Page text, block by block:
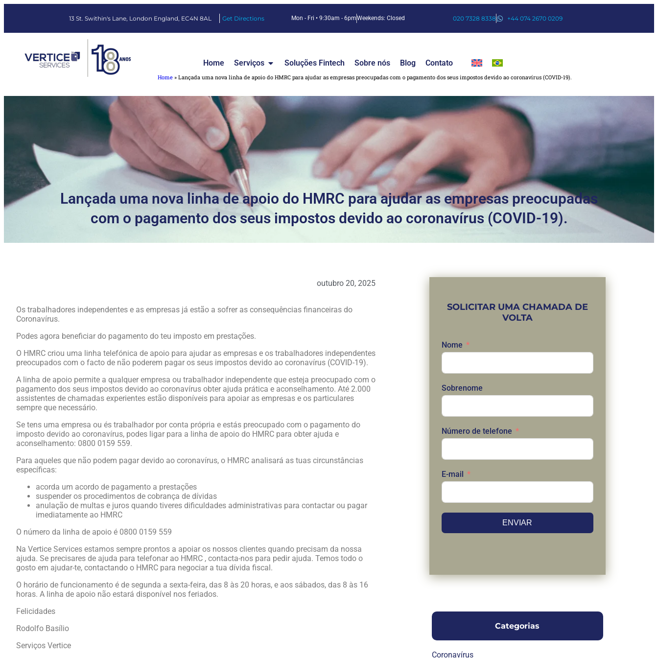
13 St. Swithin's Lane, London England, EC4N 8AL Get Directions Mon - Fri • 9:30am - 6pmWeekends: Closed 020 7328 8338 +44 074 2670 0209
Home Serviços Soluções Fintech Sobre nós Blog Contato
Home »Lançada uma nova linha de apoio do HMRC para ajudar as empresas preocupadas com o pagamento dos seus impostos devido ao coronavírus (COVID-19).
Lançada uma nova linha de apoio do HMRC para ajudar as empresas preocupadas
com o pagamento dos seus impostos devido ao coronavírus (COVID-19).
outubro 20, 2025
Os trabalhadores independentes e as empresas já estão a sofrer as consequências financeiras do
Coronavírus.
Podes agora beneficiar do pagamento do teu imposto em prestações.
O HMRC criou uma linha telefónica de apoio para ajudar as empresas e os trabalhadores independentes
preocupados com o facto de não poderem pagar os seus impostos devido ao coronavírus (COVID-19).
A linha de apoio permite a qualquer empresa ou trabalhador independente que esteja preocupado com o
pagamento dos seus impostos devido ao coronavírus obter ajuda prática e aconselhamento. Até 2.000
assistentes de chamadas experientes estão disponíveis para apoiar as empresas e os particulares
sempre que necessário.
Se tens uma empresa ou és trabalhador por conta própria e estás preocupado com o pagamento do
imposto devido ao coronavírus, podes ligar para a linha de apoio do HMRC para obter ajuda e
aconselhamento: 0800 0159 559.
Para aqueles que não podem pagar devido ao coronavírus, o HMRC analisará as tuas circunstâncias
específicas:
acorda um acordo de pagamento a prestações
suspender os procedimentos de cobrança de dívidas
anulação de multas e juros quando tiveres dificuldades administrativas para contactar ou pagar
imediatamente ao HMRC
O número da linha de apoio é 0800 0159 559
Na Vertice Services estamos sempre prontos a apoiar os nossos clientes quando precisam da nossa
ajuda. Se precisares de ajuda para telefonar ao HMRC , contacta-nos para pedir ajuda. Temos todo o
gosto em ajudar-te, contactando o HMRC para negociar a tua dívida fiscal.
O horário de funcionamento é de segunda a sexta-feira, das 8 às 20 horas, e aos sábados, das 8 às 16
horas. A linha de apoio não estará disponível nos feriados.
Felicidades
Rodolfo Basílio
Serviços Vertice
SOLICITAR UMA CHAMADA DE
VOLTA
Nome
Sobrenome
Número de telefone
E-mail
ENVIAR
Categorias
Coronavírus